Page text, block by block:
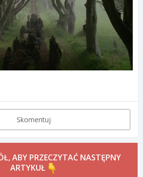
Skomentuj
ABY PRZECZYTAĆ NASTĘPNY
ARTYKUŁ